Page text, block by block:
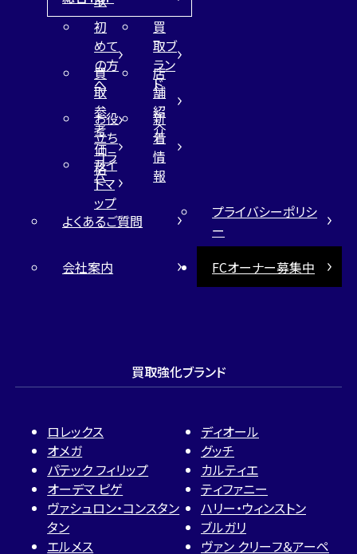
初
めて
の方
へ
買
取ブ
ラン
ド
買
取
参
考
価
格
店
舗
紹
介
お役
立ち
コラ
ム
新
着
情
報
サイ
トマ
ップ
よくあるご質問
プライバシーポリシ
ー
会社案内
FCオーナー募集中
買取強化ブランド
ロレックス
オメガ
パテック フィリップ
オーデマ ピゲ
ヴァシュロン・コンスタン
タン
エルメス
ディオール
グッチ
カルティエ
ティファニー
ハリー・ウィンストン
ブルガリ
ヴァン クリーフ＆アーペ